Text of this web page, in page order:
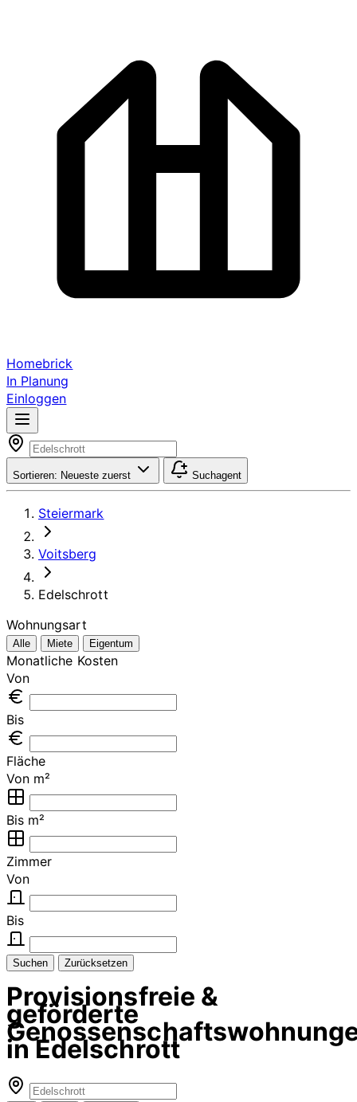
Homebrick
In Planung
Einloggen
Sortieren: Neueste zuerst Suchagent
Steiermark
Voitsberg
Edelschrott
Wohnungsart
Alle Miete Eigentum
Monatliche Kosten
Von
Bis
Fläche
Von m²
Bis m²
Zimmer
Von
Bis
Suchen Zurücksetzen
Provisionsfreie &
geförderte
in Edelschrott